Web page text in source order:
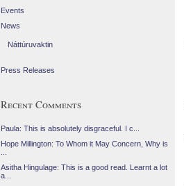
Events
News
Náttúruvaktin
Press Releases
Recent Comments
Paula: This is absolutely disgraceful. I c...
Hope Millington: To Whom it May Concern, Why is
Asitha Hingulage: This is a good read. Learnt a lot
a...